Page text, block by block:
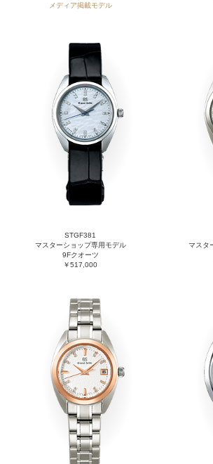
メディア掲載モデル
STGF381
マスターショップ専用モデル
9Fクオーツ
￥517,000
マスタ